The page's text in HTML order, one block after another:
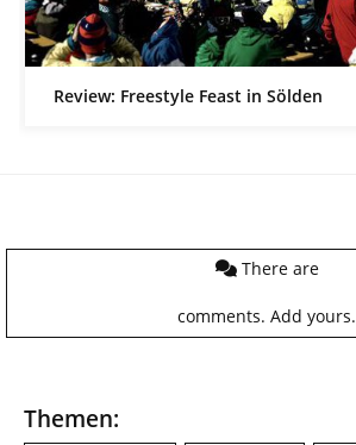
Review: Freestyle Feast in Sölden
There are
comments. Add yours.
Themen: